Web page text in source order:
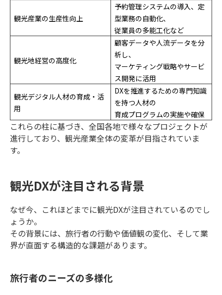
観光産業の生産性向上
予約管理システムの導入、定
型業務の自動化、
従業員の多能工化など
観光地経営の高度化
顧客データや人流データを分
析し、
マーケティング戦略やサービ
ス開発に活用
観光デジタル人材の育成・活
用
DXを推進するための専門知識
を持つ人材の
育成プログラムの実施や確保
これらの柱に基づき、全国各地で様々なプロジェクトが
進行しており、観光産業全体の変革が目指されていま
す。
観光DXが注目される背景
なぜ今、これほどまでに観光DXが注目されているのでし
ょうか。
その背景には、旅行者の行動や価値観の変化、そして業
界が直面する構造的な課題があります。
旅行者のニーズの多様化